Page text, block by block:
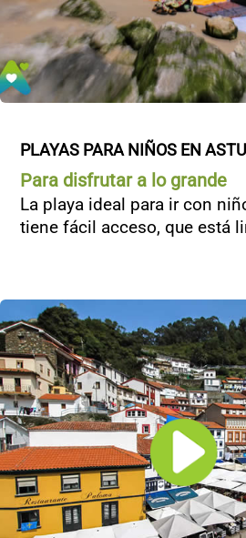
PLAYAS PARA NIÑOS EN
Para disfrutar a lo grande
La playa ideal para ir con
tiene fácil acceso, que está